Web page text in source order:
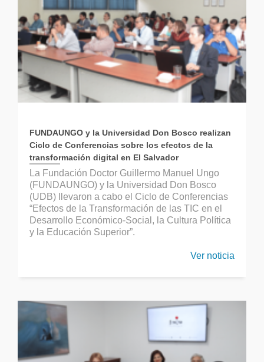
FUNDAUNGO y la Universidad Don Bosco realizan
Ciclo de Conferencias sobre los efectos de la
transformación digital en El Salvador
La Fundación Doctor Guillermo Manuel Ungo
(FUNDAUNGO) y la Universidad Don Bosco
(UDB) llevaron a cabo el Ciclo de Conferencias
“Efectos de la Transformación de las TIC en el
Desarrollo Económico-Social, la Cultura Política
y la Educación Superior”.
Ver noticia